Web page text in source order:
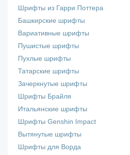
Шрифты из Гарри Поттера
Башкирские шрифты
Вариативные шрифты
Пушистые шрифты
Пухлые шрифты
Татарские шрифты
Зачеркнутые шрифты
Шрифты Брайля
Итальянские шрифты
Шрифты Genshin Impact
Вытянутые шрифты
Шрифты для Ворда